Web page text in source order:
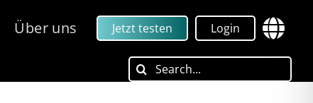
Über uns Jetzt testen Login
Search
for: